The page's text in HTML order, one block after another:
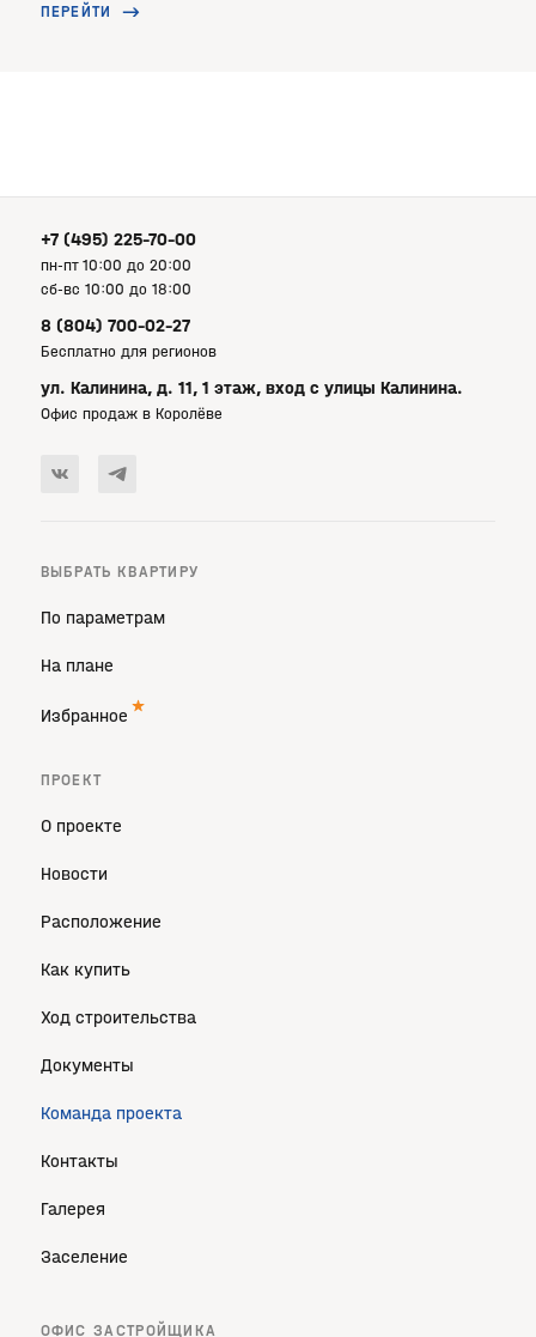
ПЕРЕЙТИ
+7 (495) 225-70-00
пн-пт 10:00 до 20:00
сб-вс 10:00 до 18:00
8 (804) 700-02-27
Бесплатно для регионов
ул. Калинина, д. 11, 1 этаж, вход с улицы Калинина.
Офис продаж в Королёве
ПРОЕКТ
О проекте
Новости
Расположение
Как купить
Ход строительства
Документы
Команда проекта
Контакты
Галерея
Заселение
ВЫБРАТЬ КВАРТИРУ
По параметрам
На плане
Избранное
ОФИС ЗАСТРОЙЩИКА